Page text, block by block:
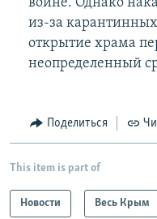
из-за
открытие храма
неопределенный
Поделиться
This item is part of
Новости Весь Крым